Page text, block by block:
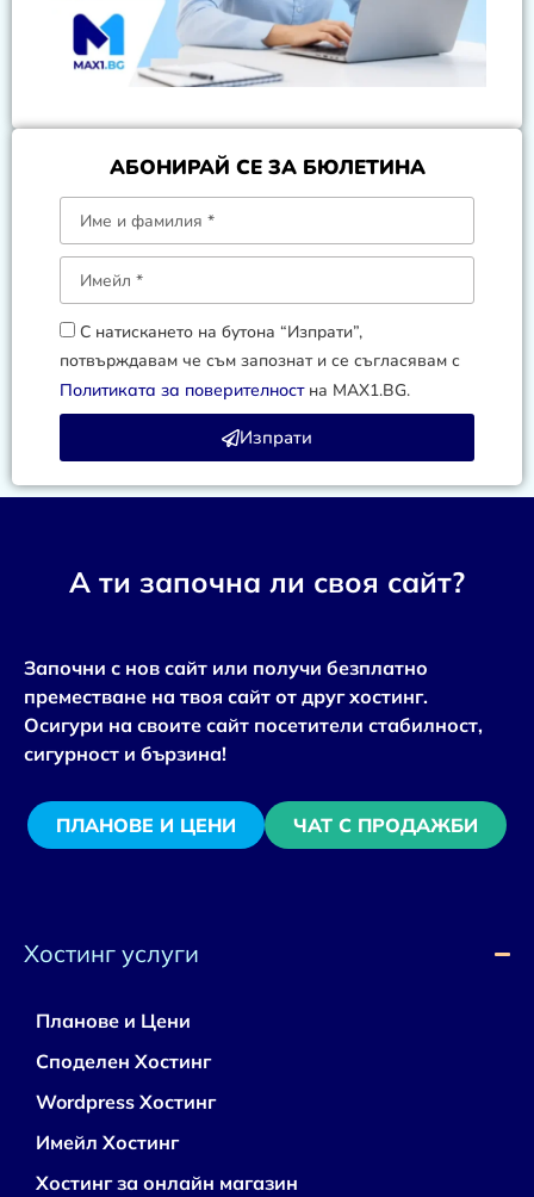
АБОНИРАЙ СЕ ЗА БЮЛЕТИНА
С натискането на бутона “Изпрати”,
потвърждавам че съм запознат и се съгласявам с
Политиката за поверителностна MAX1.BG.
Изпрати
А ти започна ли своя сайт?
Започни с нов сайт или получи безплатно
преместване на твоя сайт от друг хостинг.
Осигури на своите сайт посетители стабилност,
сигурност и бързина!
ПЛАНОВЕ И ЦЕНИ ЧАТ С ПРОДАЖБИ
Хостинг услуги
Планове и Цени
Споделен Хостинг
Wordpress Хостинг
Имейл Хостинг
Хостинг за онлайн магазин